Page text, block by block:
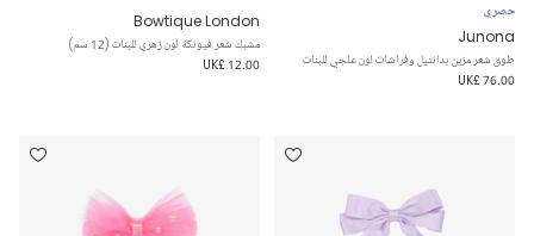
حصري
Junona
طوق شعر مزين بدانتيل وفراشات لون علجي للبنات
UK£ 76.00
Bowtique London
مشبك شعر فيونكة لون زهري للبنات (12 سم)
UK£ 12.00